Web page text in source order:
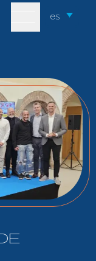
es